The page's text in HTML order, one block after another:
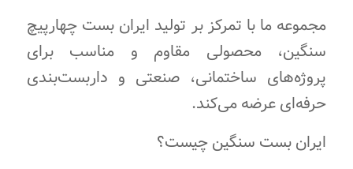
مجموعه ما با تمرکز بر تولید ایران بست چهارپیچ
سنگین، محصولی مقاوم و مناسب برای
پروژه‌های ساختمانی، صنعتی و داربست‌بندی
حرفه‌ای عرضه می‌کند.
ایران بست سنگین چیست؟